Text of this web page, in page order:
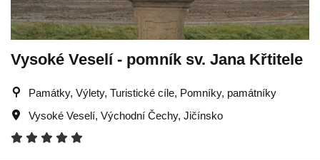
Vysoké Veselí - pomník sv. Jana Křtitele
Památky, Výlety, Turistické cíle, Pomníky, památníky
Vysoké Veselí, Východní Čechy, Jičínsko